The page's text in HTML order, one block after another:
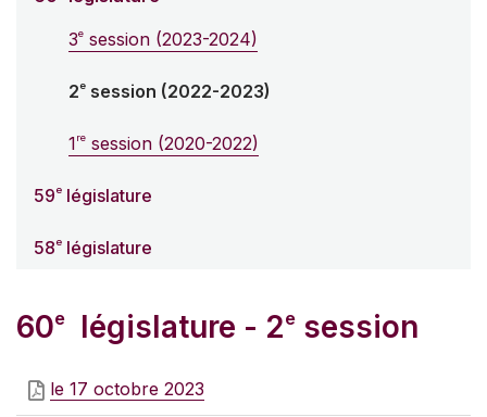
3e session (2023-2024)
2e session (2022-2023)
1re session (2020-2022)
59e législature
58e législature
60e législature - 2e session
le 17 octobre 2023